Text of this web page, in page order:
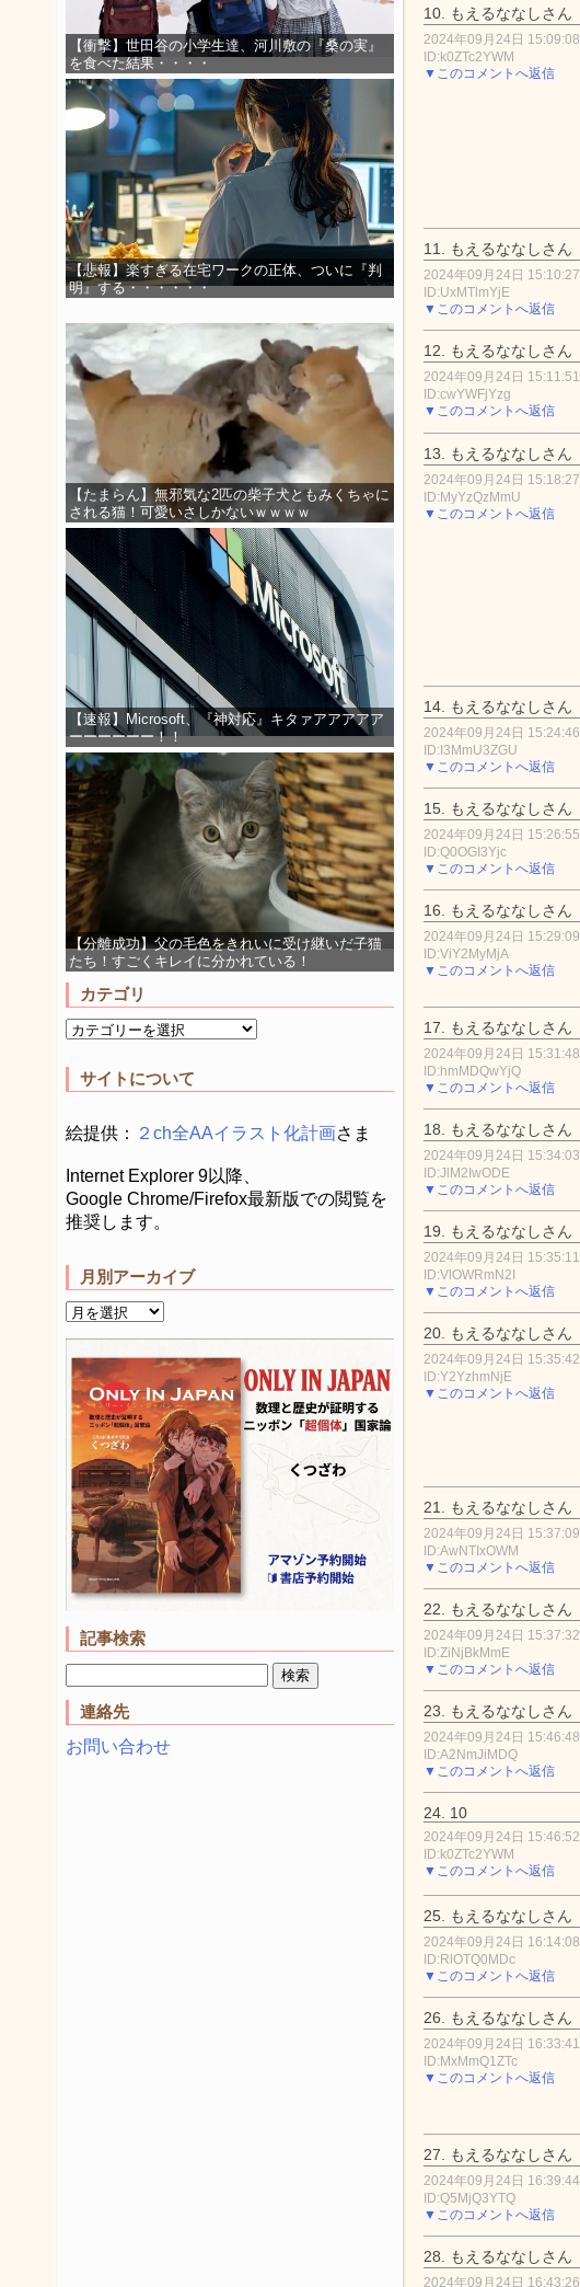
【衝撃】世田谷の小学生達、河川敷の『桑の実』
を食べた結果・・・・
【悲報】楽すぎる在宅ワークの正体、ついに『判
明』する・・・・・・
【たまらん】無邪気な2匹の柴子犬ともみくちゃに
される猫！可愛いさしかないｗｗｗｗ
【速報】Microsoft、『神対応』キタァアアアアア
ーーーーーー！！
【分離成功】父の毛色をきれいに受け継いだ子猫
たち！すごくキレイに分かれている！
カテゴリ
サイトについて
絵提供： ２ch全AAイラスト化計画さま
Internet Explorer 9以降、
Google Chrome/Firefox最新版での閲覧を
推奨します。
月別アーカイブ
記事検索
連絡先
お問い合わせ
10. もえるななしさん
2024年09月24日 15:09:08
ID:k0ZTc2YWM
▼このコメントへ返信
11. もえるななしさん
2024年09月24日 15:10:27
ID:UxMTlmYjE
▼このコメントへ返信
12. もえるななしさん
2024年09月24日 15:11:51
ID:cwYWFjYzg
▼このコメントへ返信
13. もえるななしさん
2024年09月24日 15:18:27
ID:MyYzQzMmU
▼このコメントへ返信
14. もえるななしさん
2024年09月24日 15:24:46
ID:I3MmU3ZGU
▼このコメントへ返信
15. もえるななしさん
2024年09月24日 15:26:55
ID:Q0OGI3Yjc
▼このコメントへ返信
16. もえるななしさん
2024年09月24日 15:29:09
ID:ViY2MyMjA
▼このコメントへ返信
17. もえるななしさん
2024年09月24日 15:31:48
ID:hmMDQwYjQ
▼このコメントへ返信
18. もえるななしさん
2024年09月24日 15:34:03
ID:JlM2IwODE
▼このコメントへ返信
19. もえるななしさん
2024年09月24日 15:35:11
ID:VlOWRmN2I
▼このコメントへ返信
20. もえるななしさん
2024年09月24日 15:35:42
ID:Y2YzhmNjE
▼このコメントへ返信
21. もえるななしさん
2024年09月24日 15:37:09
ID:AwNTIxOWM
▼このコメントへ返信
22. もえるななしさん
2024年09月24日 15:37:32
ID:ZiNjBkMmE
▼このコメントへ返信
23. もえるななしさん
2024年09月24日 15:46:48
ID:A2NmJiMDQ
▼このコメントへ返信
24. 10
2024年09月24日 15:46:52
ID:k0ZTc2YWM
▼このコメントへ返信
25. もえるななしさん
2024年09月24日 16:14:08
ID:RlOTQ0MDc
▼このコメントへ返信
26. もえるななしさん
2024年09月24日 16:33:41
ID:MxMmQ1ZTc
▼このコメントへ返信
27. もえるななしさん
2024年09月24日 16:39:44
ID:Q5MjQ3YTQ
▼このコメントへ返信
28. もえるななしさん
2024年09月24日 16:43:26